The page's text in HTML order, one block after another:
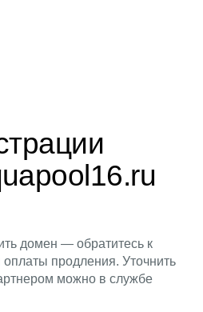
домен — обратитесь к
продления. Уточнить
можно в службе